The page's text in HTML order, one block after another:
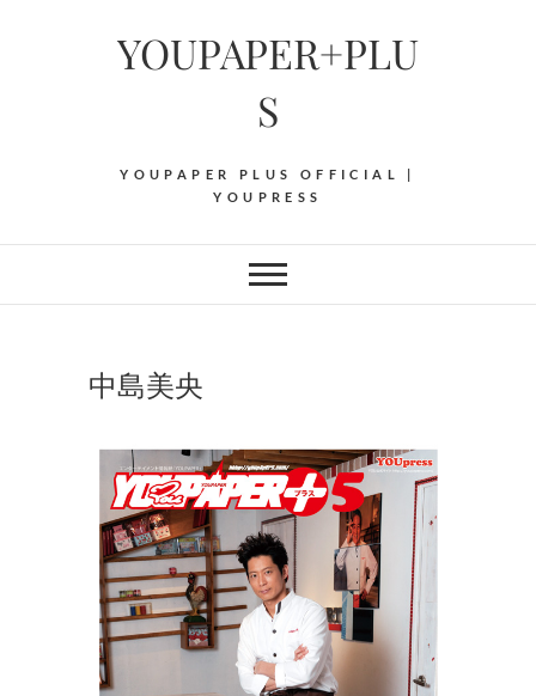
YOUPAPER+PLU
S
YOUPAPER PLUS OFFICIAL |
YOUPRESS
中島美央